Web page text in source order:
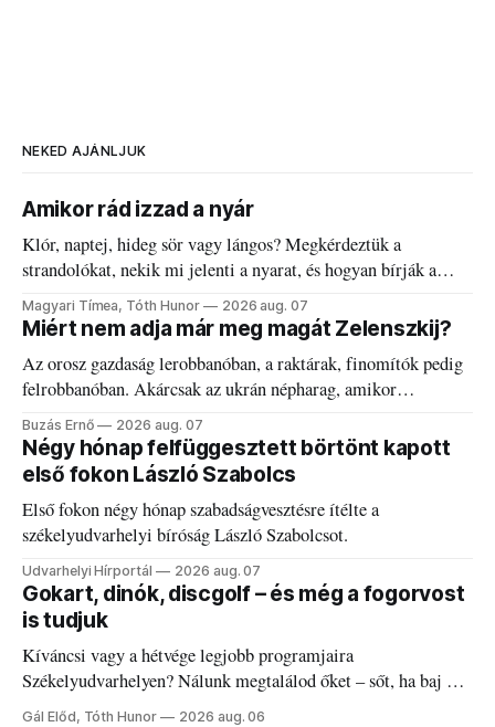
NEKED AJÁNLJUK
Amikor rád izzad a nyár
Klór, naptej, hideg sör vagy lángos? Megkérdeztük a
strandolókat, nekik mi jelenti a nyarat, és hogyan bírják a
kánikulát.
Magyari Tímea, Tóth Hunor 2026 aug. 07
Miért nem adja már meg magát Zelenszkij?
Az orosz gazdaság lerobbanóban, a raktárak, finomítók pedig
felrobbanóban. Akárcsak az ukrán népharag, amikor
elégedetlen vezetőivel.
Buzás Ernő 2026 aug. 07
Négy hónap felfüggesztett börtönt kapott
első fokon László Szabolcs
Első fokon négy hónap szabadságvesztésre ítélte a
székelyudvarhelyi bíróság László Szabolcsot.
Udvarhelyi Hírportál 2026 aug. 07
Gokart, dinók, discgolf – és még a fogorvost
is tudjuk
Kíváncsi vagy a hétvége legjobb programjaira
Székelyudvarhelyen? Nálunk megtalálod őket – sőt, ha baj van
a fogaddal, a fogorvosi ügyeletet is!
Gál Előd, Tóth Hunor 2026 aug. 06